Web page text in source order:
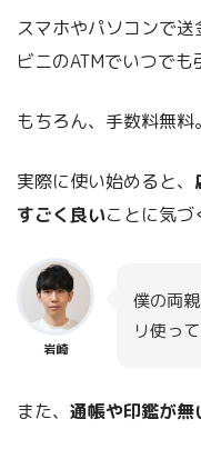
スマホやパソコンで
ビニのATMでいつでも
もちろん、手数料無料。
実際に使い始めると、
すごく良いことに気づ
岩崎
僕の両
リ使っ
また、 通帳や印鑑が無